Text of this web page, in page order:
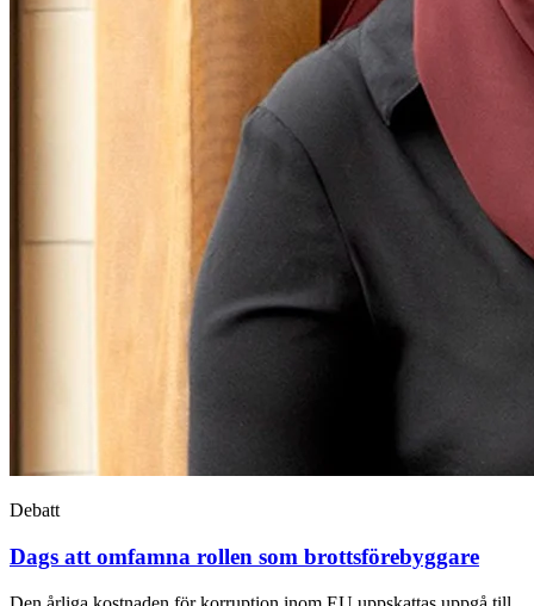
Debatt
Dags att omfamna rollen som brotts­förebyggare